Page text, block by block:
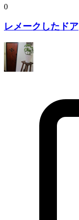
0
レメークしたドア